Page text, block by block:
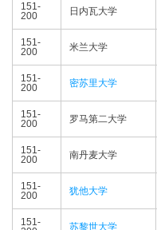
151-
200
日内瓦大学
151-
200
米兰大学
151-
200
密苏里大学
151-
200
罗马第二大学
151-
200
南丹麦大学
151-
200
犹他大学
151-
苏黎世大学